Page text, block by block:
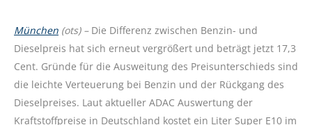
München (ots) – Die Differenz zwischen Benzin- und
Dieselpreis hat sich erneut vergrößert und beträgt jetzt 17,3
Cent. Gründe für die Ausweitung des Preisunterschieds sind
die leichte Verteuerung bei Benzin und der Rückgang des
Dieselpreises. Laut aktueller ADAC Auswertung der
Kraftstoffpreise in Deutschland kostet ein Liter Super E10 im